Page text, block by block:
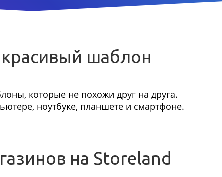
шаблон
которые не похожи друг на друга.
ноутбуке, планшете и смартфоне.
на Storeland